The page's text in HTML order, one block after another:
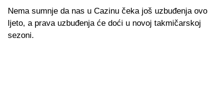
Nema sumnje da nas u Cazinu čeka još uzbuđenja ovo
ljeto, a prava uzbuđenja će doći u novoj takmičarskoj
sezoni.